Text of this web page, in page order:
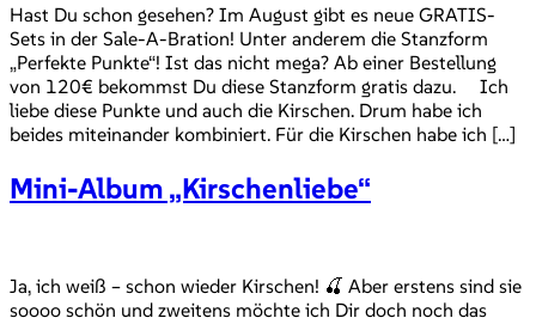
Hast Du schon gesehen? Im August gibt es neue GRATIS-
Sets in der Sale-A-Bration! Unter anderem die Stanzform
„Perfekte Punkte“! Ist das nicht mega? Ab einer Bestellung
von 120€ bekommst Du diese Stanzform gratis dazu. Ich
liebe diese Punkte und auch die Kirschen. Drum habe ich
beides miteinander kombiniert. Für die Kirschen habe ich […]
Mini-Album „Kirschenliebe“
Ja, ich weiß – schon wieder Kirschen! 🍒 Aber erstens sind sie
soooo schön und zweitens möchte ich Dir doch noch das